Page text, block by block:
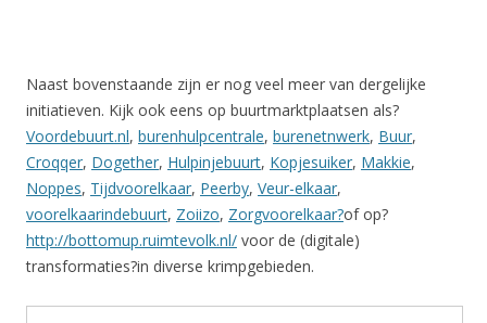
Naast bovenstaande zijn er nog veel meer van dergelijke
initiatieven. Kijk ook eens op buurtmarktplaatsen als?
Voordebuurt.nl, burenhulpcentrale, burenetnwerk, Buur,
Croqqer, Dogether, Hulpinjebuurt, Kopjesuiker, Makkie,
Noppes, Tijdvoorelkaar, Peerby, Veur-elkaar,
voorelkaarindebuurt, Zoiizo, Zorgvoorelkaar?of op?
http://bottomup.ruimtevolk.nl/ voor de (digitale)
transformaties?in diverse krimpgebieden.